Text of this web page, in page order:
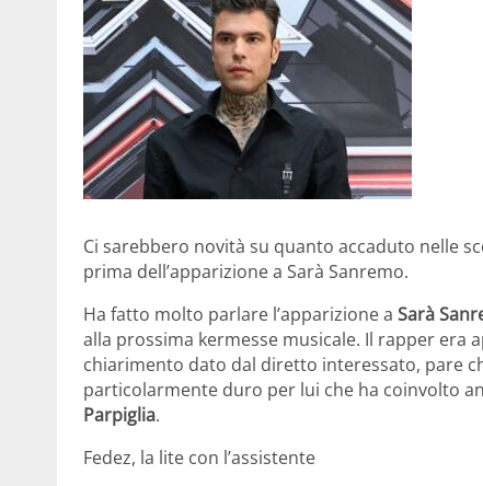
Ci sarebbero novità su quanto accaduto nelle
prima dell’apparizione a Sarà Sanremo.
Ha fatto molto parlare l’apparizione a Sarà
alla prossima kermesse musicale. Il rapper era
chiarimento dato dal diretto interessato, pare
particolarmente duro per lui che ha coinvolto
Parpiglia.
Fedez, la lite con l’assistente